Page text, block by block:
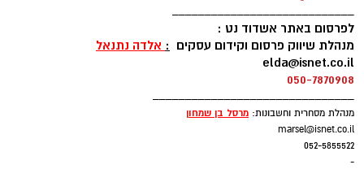
כונני הצלה דרום אליעזר שטיסל, שמחה חסיד
ושניר אלמליח מספרים: ״כשהגענו למקום הבחנו
בגבר כבן 40 שרוע כשהוא בהכרה לאחר שנפל
עם צוותי מגן דוד אדום שהגיעו למקום הענקנו לו
טיפול רפואי מציל חיים והוא פונה באמבולנס של
מד"א לחדר הטראומה במרכז הרפואי אסותא בעיר